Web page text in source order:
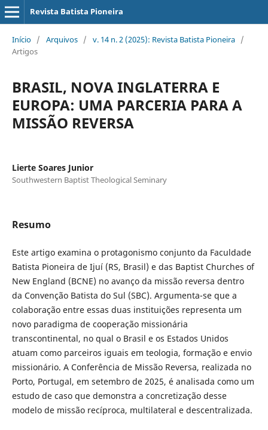
Revista Batista Pioneira
Início / Arquivos / v. 14 n. 2 (2025): Revista Batista Pioneira /
Artigos
BRASIL, NOVA INGLATERRA E
EUROPA: UMA PARCERIA PARA A
MISSÃO REVERSA
Lierte Soares Junior
Southwestern Baptist Theological Seminary
Resumo
Este artigo examina o protagonismo conjunto da Faculdade
Batista Pioneira de Ijuí (RS, Brasil) e das Baptist Churches of
New England (BCNE) no avanço da missão reversa dentro
da Convenção Batista do Sul (SBC). Argumenta-se que a
colaboração entre essas duas instituições representa um
novo paradigma de cooperação missionária
transcontinental, no qual o Brasil e os Estados Unidos
atuam como parceiros iguais em teologia, formação e envio
missionário. A Conferência de Missão Reversa, realizada no
Porto, Portugal, em setembro de 2025, é analisada como um
estudo de caso que demonstra a concretização desse
modelo de missão recíproca, multilateral e descentralizada.